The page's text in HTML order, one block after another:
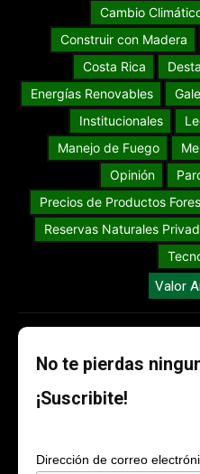
Cambio
Construir con Madera
Costa Rica
Energías Renovables
Institucionales
Manejo de Fuego
Opinión
Precios de Productos
Reservas Naturales
Valor
No te pierdas
¡Suscribite!
Dirección de correo